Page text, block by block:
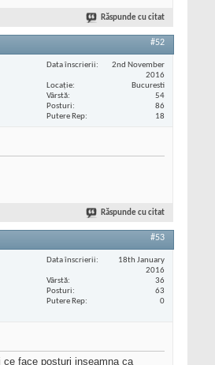
Răspunde cu citat
#52
Data înscrierii
2nd November
2016
Locaţie
Bucuresti
Vârstă
54
Posturi
86
Putere Rep
18
Răspunde cu citat
#53
Data înscrierii
18th January
2016
Vârstă
36
Posturi
63
Putere Rep
0
face posturi inseamna ca